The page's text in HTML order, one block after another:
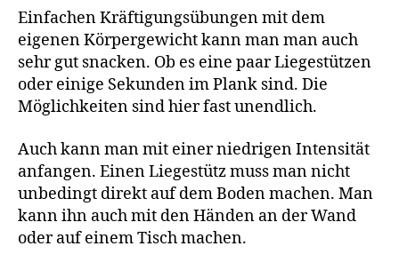
Einfachen Kräftigungsübungen mit dem
eigenen Körpergewicht kann man man auch
sehr gut snacken. Ob es eine paar Liegestützen
oder einige Sekunden im Plank sind. Die
Möglichkeiten sind hier fast unendlich.
Auch kann man mit einer niedrigen Intensität
anfangen. Einen Liegestütz muss man nicht
unbedingt direkt auf dem Boden machen. Man
kann ihn auch mit den Händen an der Wand
oder auf einem Tisch machen.